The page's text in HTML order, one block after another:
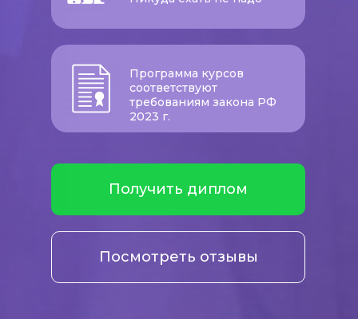
Получить диплом
Программа курсов
соответствуют
требованиям закона РФ
2023 г.
Посмотреть отзывы